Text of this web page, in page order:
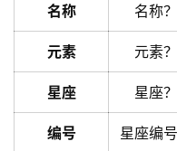
名称 名称？
元素 元素？
星座 星座？
编号 星座编号